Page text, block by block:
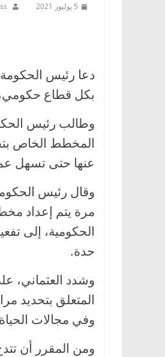
5 يوليوز 2021
دعا رئيس
بكل قطاع حكومي،
وطالب رئيس
المخطط الخاص
عنها حتى تسهل
وقال رئيس
مرة يتم إعداد
الحكومية، إلى
حدة.
وشدد العثماني،
المتعلق بتحديد
وفي مجالات
ومن المقرر أن